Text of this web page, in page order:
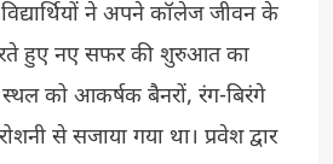
ने अपने कॉलेज जीवन के
हुए नए सफर की शुरुआत का
स्थल को आकर्षक बैनरों, रंग-बिरंगे
से सजाया गया था। प्रवेश द्वार